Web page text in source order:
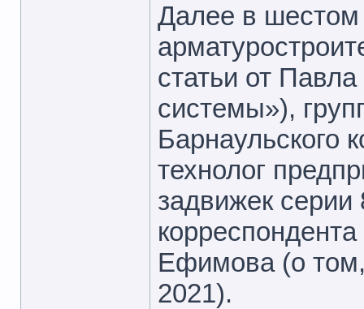
Далее в шестом
статьи от
системы»),
Барнаульского
технолог
задвижек серии
Ефимова (о
2021).